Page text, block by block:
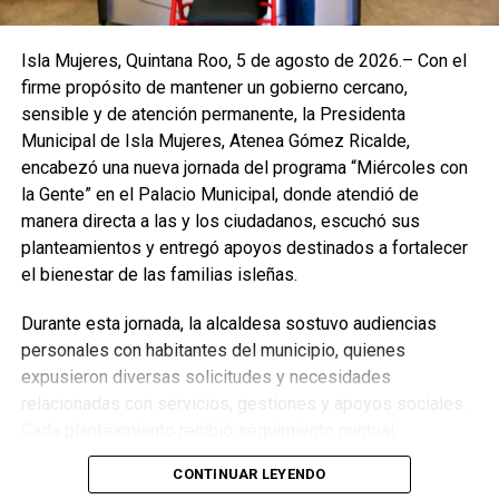
Con estas acciones, la administración municipal reafirma
su compromiso de proteger la integridad de las personas
y consolidar a Isla Mujeres como un destino ordenado,
Fuente: 5to Poder Agencia de Noticias
Isla Mujeres, Quintana Roo, 5 de agosto de 2026.– Con el
firme propósito de mantener un gobierno cercano,
sensible y de atención permanente, la Presidenta
Municipal de Isla Mujeres, Atenea Gómez Ricalde,
encabezó una nueva jornada del programa “Miércoles con
la Gente” en el Palacio Municipal, donde atendió de
manera directa a las y los ciudadanos, escuchó sus
planteamientos y entregó apoyos destinados a fortalecer
el bienestar de las familias isleñas.
Durante esta jornada, la alcaldesa sostuvo audiencias
personales con habitantes del municipio, quienes
expusieron diversas solicitudes y necesidades
relacionadas con servicios, gestiones y apoyos sociales.
reafirmando el compromiso de la administración municipal
de brindar respuestas oportunas y mantener un diálogo
CONTINUAR LEYENDO